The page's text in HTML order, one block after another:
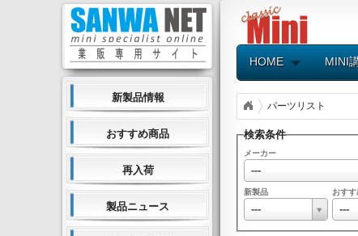
新製品情報
おすすめ商品
再入荷
製品ニュース
HOME MINI
パーツリスト
検索条件
メーカー
---
新製品
---
おすす
---